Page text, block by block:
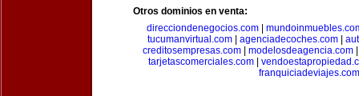
Otros dominios en venta:
direcciondenegocios.com
tucumanvirtual.com| agenciadecoches.com|
creditosempresas.com| modelosdeagencia.com
tarjetascomerciales.com|
franquiciadeviajes.com